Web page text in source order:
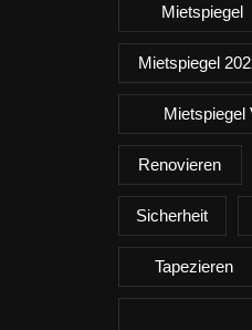
Mietspiegel
Mietspiegel
Mietspiegel
Renovieren
Sicherheit
Tapezieren